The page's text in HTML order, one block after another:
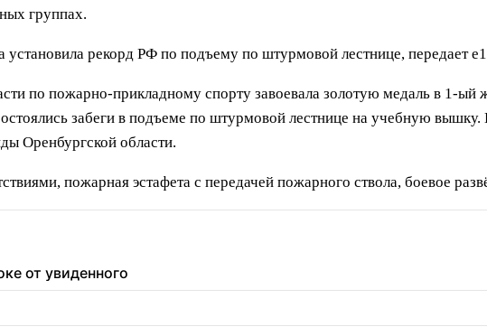
группах.
рекорд РФ по подъему по штурмовой лестнице, передает
по пожарно-прикладному спорту завоевала золотую медаль в 1-ый
забеги в подъеме по штурмовой лестнице на учебную
Оренбургской области.
пожарная эстафета с передачей пожарного ствола, боевое
от увиденного